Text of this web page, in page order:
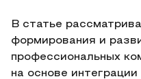
В статье
формирования и
профессиональных
на основе интеграции